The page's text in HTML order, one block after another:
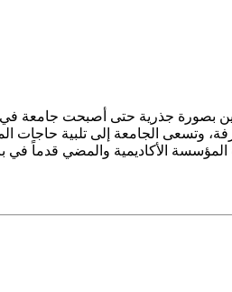
وتسعى الجامعة إلى تلبية حاجات
المؤسسة الأكاديمية والمضي قدماً في